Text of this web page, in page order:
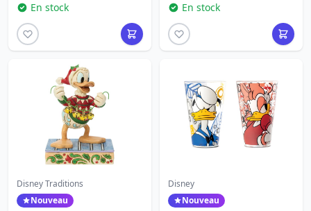
En stock
En stock
Disney Traditions
Nouveau
Disney
Nouveau